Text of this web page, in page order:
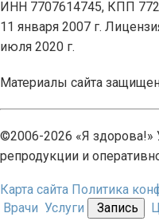
ИНН 7707614745, КПП
11 января 2007 г.
июля 2020 г.
Материалы сайта
©2006-2026 «Я здорова!»
репродукции и
Карта сайта Политика
Врачи Услуги Запись